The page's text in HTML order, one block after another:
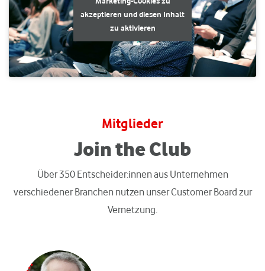
akzeptieren und diesen Inhalt
zu aktivieren
Mitglieder
Join the Club
Über 350 Entscheider:innen aus Unternehmen
verschiedener Branchen nutzen unser Customer Board zur
Vernetzung.